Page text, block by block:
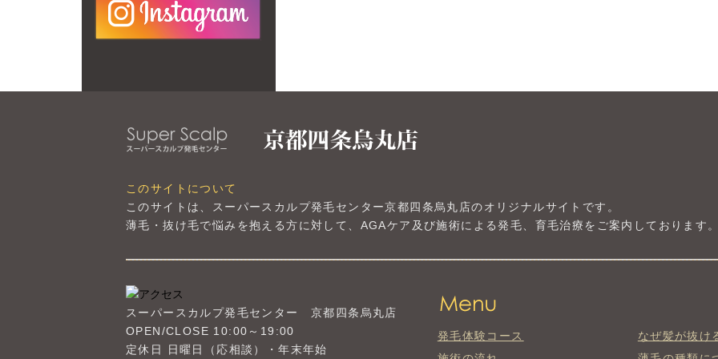
このサイトについて
このサイトは、スーパースカルプ発毛センター京都四条烏丸店のオリジナルサイトです。
薄毛・抜け毛で悩みを抱える方に対して、AGAケア及び施術による発毛、育毛治療をご案内しております。
スーパースカルプ発毛センター 京都四条烏丸店
OPEN/CLOSE 10:00～19:00
定休日 日曜日（応相談）・年末年始
発毛体験コース
なぜ髪が抜け